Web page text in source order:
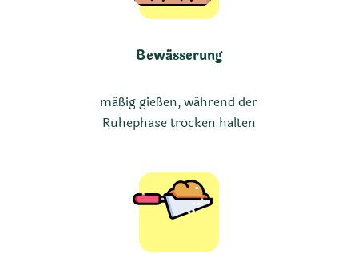
Bewässerung
mäßig gießen, während der
Ruhephase trocken halten